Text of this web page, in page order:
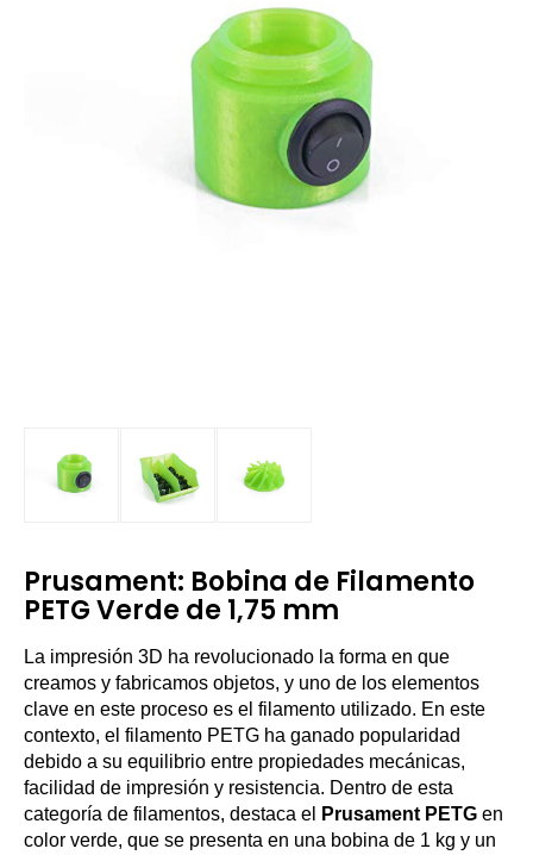
Prusament: Bobina de Filamento
PETG Verde de 1,75 mm
La impresión 3D ha revolucionado la forma en que
creamos y fabricamos objetos, y uno de los elementos
clave en este proceso es el filamento utilizado. En este
contexto, el filamento PETG ha ganado popularidad
debido a su equilibrio entre propiedades mecánicas,
facilidad de impresión y resistencia. Dentro de esta
categoría de filamentos, destaca el
Prusament PETG en
color verde, que se presenta en una bobina de 1 kg y un